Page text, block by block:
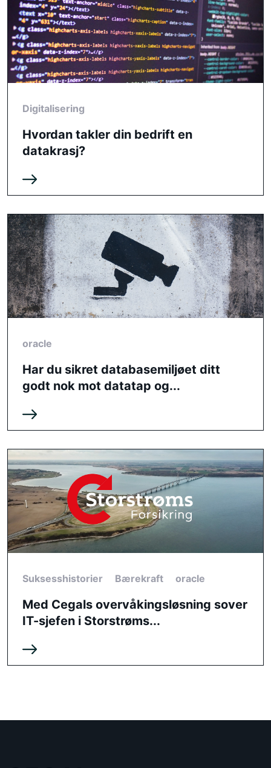
Digitalisering
Hvordan takler din bedrift en
datakrasj?
oracle
Har du sikret databasemiljøet ditt
godt nok mot datatap og...
Suksesshistorier Bærekraft oracle
Med Cegals overvåkingsløsning sover
IT-sjefen i Storstrøms...